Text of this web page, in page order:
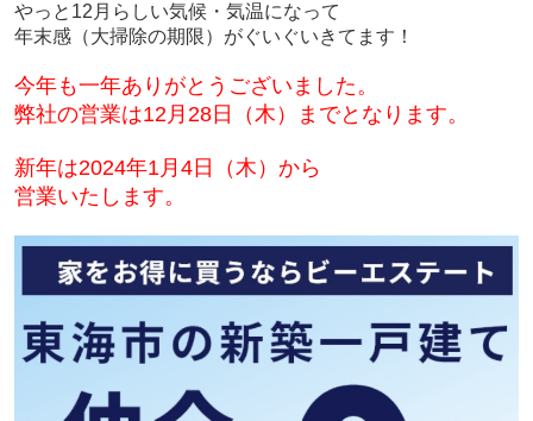
やっと12月らしい気候・気温になって
年末感（大掃除の期限）がぐいぐいきてます！
今年も一年ありがとうございました。
弊社の営業は12月28日（木）までとなります。
新年は2024年1月4日（木）から
営業いたします。